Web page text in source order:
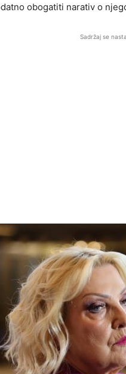
obogatiti narativ o
Sadržaj se